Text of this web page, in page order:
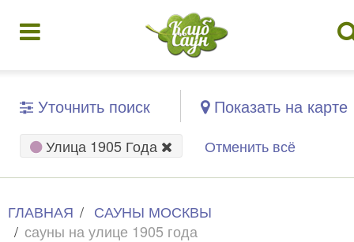
Уточнить поиск Показать на карте
Улица 1905 Года Отменить всё
ГЛАВНАЯ
САУНЫ МОСКВЫ
сауны на улице 1905 года